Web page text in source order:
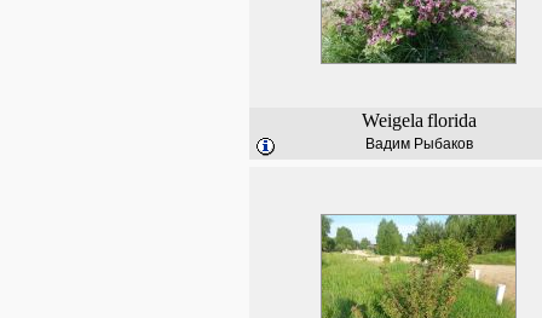
Weigela florida
Вадим Рыбаков